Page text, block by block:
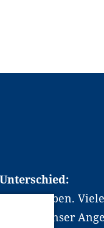
Berufsleben.
dabei. Unser